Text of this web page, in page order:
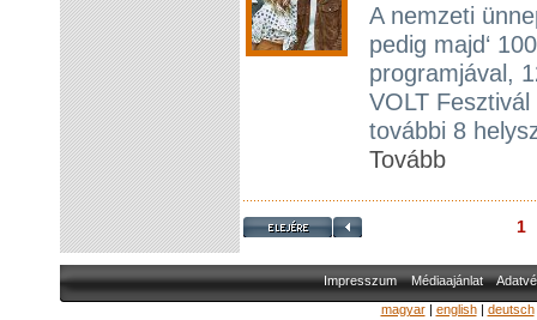
A nemzeti
pedig majd‘
programjával,
VOLT
további 8
Tovább
1
Impresszum Médiaajánlat
magyar| english| deutsch